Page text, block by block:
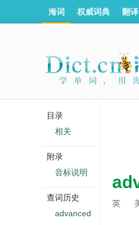
英
海词 权威词典 翻译
目录
相关
附录
音标说明
查词历史
advanced